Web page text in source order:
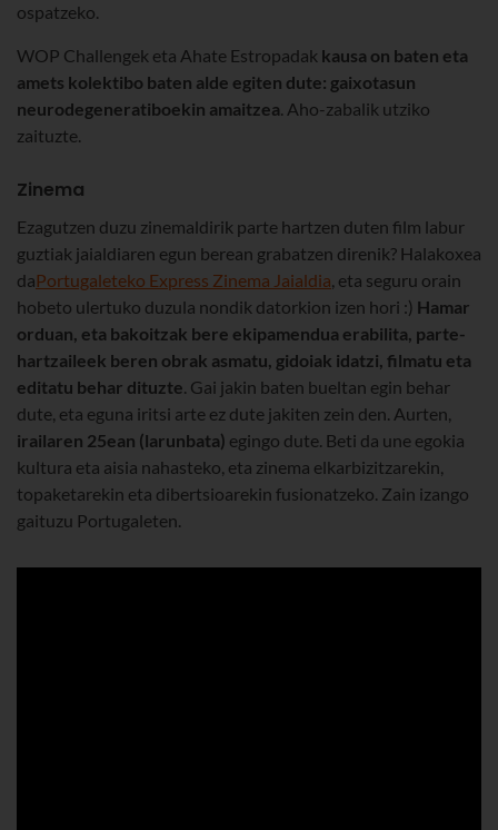
ospatzeko.
WOP Challengek eta Ahate Estropadak kausa on baten eta
amets kolektibo baten alde egiten dute: gaixotasun
neurodegeneratiboekin amaitzea. Aho-zabalik utziko
zaituzte.
Zinema
Ezagutzen duzu zinemaldirik parte hartzen duten film labur
guztiak jaialdiaren egun berean grabatzen direnik? Halakoxea
daPortugaleteko Express Zinema Jaialdia, eta seguru orain
hobeto ulertuko duzula nondik datorkion izen hori :) Hamar
orduan, eta bakoitzak bere ekipamendua erabilita, parte-
hartzaileek beren obrak asmatu, gidoiak idatzi, filmatu eta
editatu behar dituzte. Gai jakin baten bueltan egin behar
dute, eta eguna iritsi arte ez dute jakiten zein den. Aurten,
irailaren 25ean (larunbata) egingo dute. Beti da une egokia
kultura eta aisia nahasteko, eta zinema elkarbizitzarekin,
topaketarekin eta dibertsioarekin fusionatzeko. Zain izango
gaituzu Portugaleten.